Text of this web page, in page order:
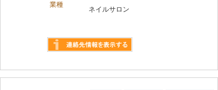
業種
ネイルサロン